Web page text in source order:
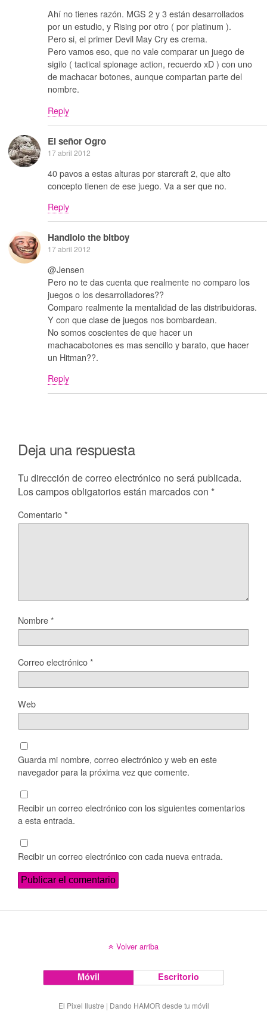
Ahí no tienes razón. MGS 2 y 3 están desarrollados
por un estudio, y Rising por otro ( por platinum ).
Pero si, el primer Devil May Cry es crema.
Pero vamos eso, que no vale comparar un juego de
sigilo ( tactical spionage action, recuerdo xD ) con uno
de machacar botones, aunque compartan parte del
nombre.
Reply
El señor Ogro
17 abril 2012
40 pavos a estas alturas por starcraft 2, que alto
concepto tienen de ese juego. Va a ser que no.
Reply
Handlolo the bitboy
17 abril 2012
@Jensen
Pero no te das cuenta que realmente no comparo los
juegos o los desarrolladores??
Comparo realmente la mentalidad de las distribuidoras.
Y con que clase de juegos nos bombardean.
No somos coscientes de que hacer un
machacabotones es mas sencillo y barato, que hacer
un Hitman??.
Reply
Deja una respuesta
Tu dirección de correo electrónico no será publicada.
Los campos obligatorios están marcados con *
Comentario*
Nombre*
Correo electrónico*
Web
Guarda mi nombre, correo electrónico y web en este
navegador para la próxima vez que comente.
Recibir un correo electrónico con los siguientes comentarios
a esta entrada.
Recibir un correo electrónico con cada nueva entrada.
Volver arriba
Móvil Escritorio
El Pixel Ilustre | Dando HAMOR desde tu móvil